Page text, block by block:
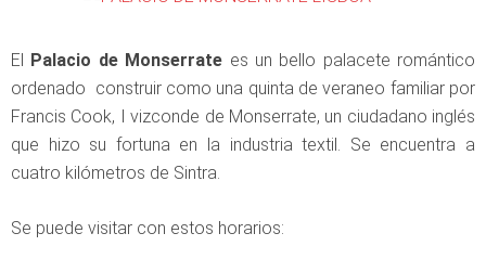
El Palacio de Monserrate es un bello palacete romántico
ordenado construir como una quinta de veraneo familiar por
Francis Cook, I vizconde de Monserrate, un ciudadano inglés
que hizo su fortuna en la industria textil. Se encuentra a
cuatro kilómetros de Sintra.
Se puede visitar con estos horarios: